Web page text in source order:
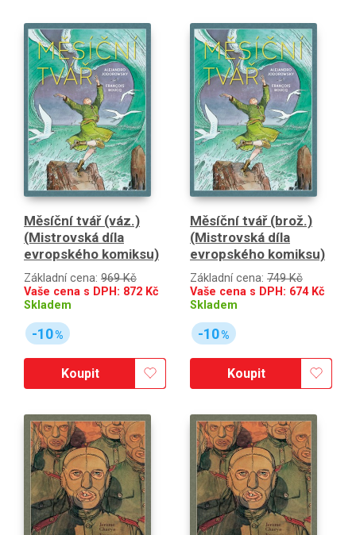
Měsíční tvář (váz.)
(Mistrovská díla
evropského komiksu)
Základní cena: 969 Kč
Vaše cena s DPH: 872 Kč
Skladem
-10%
Koupit
Měsíční tvář (brož.)
(Mistrovská díla
evropského komiksu)
Základní cena: 749 Kč
Vaše cena s DPH: 674Kč
Skladem
-10%
Koupit